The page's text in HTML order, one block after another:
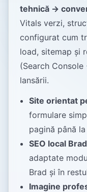
tehnică →
Vitals verzi,
configurat cum
load, sitemap și
(Search
lansării.
Site orientat
formulare
pagină până
SEO local Brad
adaptate
Brad și în
Imagine